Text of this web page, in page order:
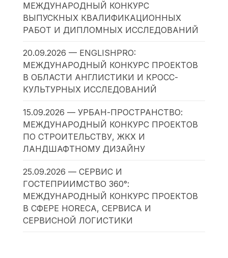
МЕЖДУНАРОДНЫЙ КОНКУРС
ВЫПУСКНЫХ КВАЛИФИКАЦИОННЫХ
РАБОТ И ДИПЛОМНЫХ ИССЛЕДОВАНИЙ
20.09.2026 — ENGLISHPRO:
МЕЖДУНАРОДНЫЙ КОНКУРС ПРОЕКТОВ
В ОБЛАСТИ АНГЛИСТИКИ И КРОСС-
КУЛЬТУРНЫХ ИССЛЕДОВАНИЙ
15.09.2026 — УРБАН-ПРОСТРАНСТВО:
МЕЖДУНАРОДНЫЙ КОНКУРС ПРОЕКТОВ
ПО СТРОИТЕЛЬСТВУ, ЖКХ И
ЛАНДШАФТНОМУ ДИЗАЙНУ
25.09.2026 — СЕРВИС И
ГОСТЕПРИИМСТВО 360°:
МЕЖДУНАРОДНЫЙ КОНКУРС ПРОЕКТОВ
В СФЕРЕ HORECA, СЕРВИСА И
СЕРВИСНОЙ ЛОГИСТИКИ